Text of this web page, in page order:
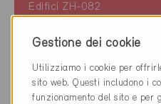
Edifici ZH-082
Gestione dei cookie
Utilizziamo i cookie per
sito web. Questi includono i
funzionamento del sito e per